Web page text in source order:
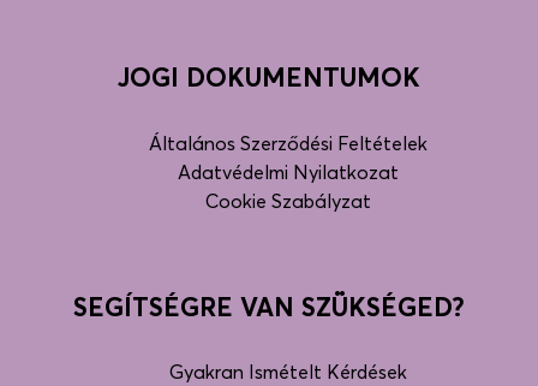
JOGI DOKUMENTUMOK
Általános Szerződési Feltételek
Adatvédelmi Nyilatkozat
Cookie Szabályzat
SEGÍTSÉGRE VAN SZÜKSÉGED?
Gyakran Ismételt Kérdések